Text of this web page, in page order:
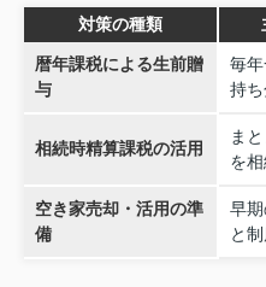
対策の種類
暦年課税による生前贈
与
毎
持
相続時精算課税の活用
ま
を
空き家売却・活用の準
備
早
と